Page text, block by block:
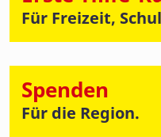
Für Freizeit,
Spenden
Für die Region.